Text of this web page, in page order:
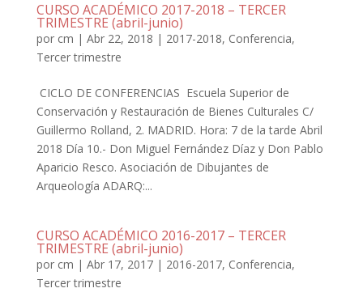
CURSO ACADÉMICO 2017-2018 – TERCER
TRIMESTRE (abril-junio)
por cm | Abr 22, 2018 | 2017-2018, Conferencia,
Tercer trimestre
CICLO DE CONFERENCIAS Escuela Superior de
Conservación y Restauración de Bienes Culturales C/
Guillermo Rolland, 2. MADRID. Hora: 7 de la tarde Abril
2018 Día 10.- Don Miguel Fernández Díaz y Don Pablo
Aparicio Resco. Asociación de Dibujantes de
Arqueología ADARQ:...
CURSO ACADÉMICO 2016-2017 – TERCER
TRIMESTRE (abril-junio)
por cm | Abr 17, 2017| 2016-2017, Conferencia,
Tercer trimestre